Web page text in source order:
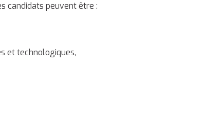
candidats peuvent être :
et technologiques,